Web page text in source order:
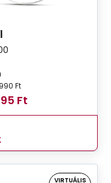
Ft
Ft
VIRTUÁLIS